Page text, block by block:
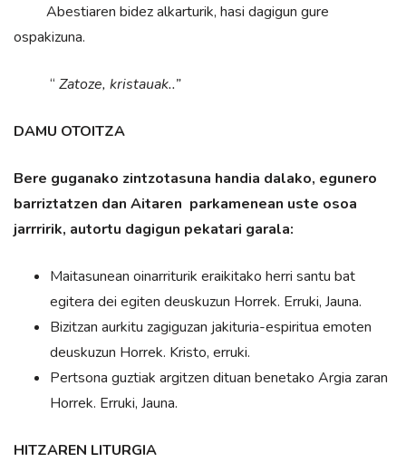
Abestiaren bidez alkarturik, hasi dagigun gure
ospakizuna.
“ Zatoze, kristauak..”
DAMU OTOITZA
Bere guganako zintzotasuna handia dalako, egunero
barriztatzen dan Aitaren parkamenean uste osoa
jarrririk, autortu dagigun pekatari garala:
Maitasunean oinarriturik eraikitako herri santu bat
egitera dei egiten deuskuzun Horrek. Erruki, Jauna.
Bizitzan aurkitu zagiguzan jakituria-espiritua emoten
deuskuzun Horrek. Kristo, erruki.
Pertsona guztiak argitzen dituan benetako Argia zaran
Horrek. Erruki, Jauna.
HITZAREN LITURGIA